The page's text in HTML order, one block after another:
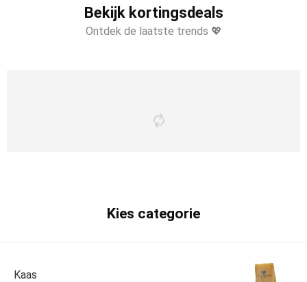
Bekijk kortingsdeals
Ontdek de laatste trends 💖
Kies categorie
Kaas